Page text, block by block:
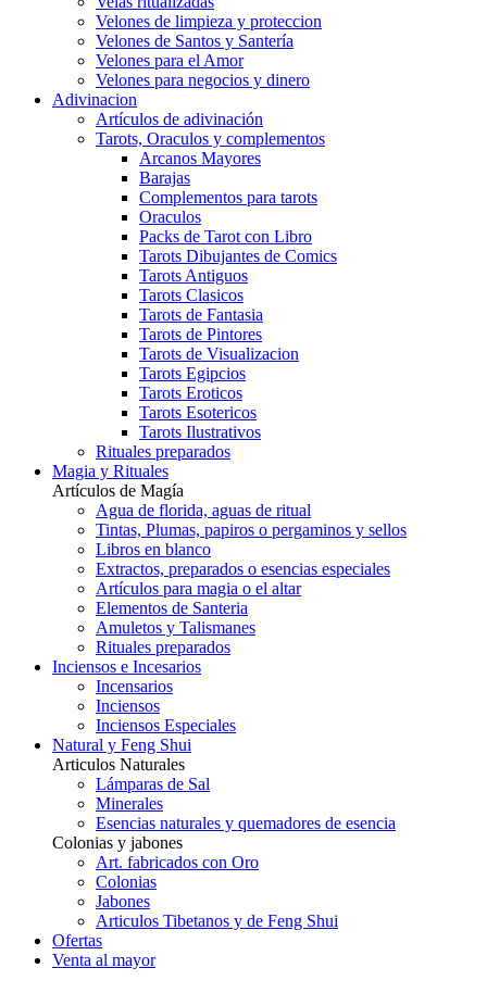
Velones de limpieza y proteccion
Velones de Santos y Santería
Velones para el Amor
Velones para negocios y dinero
Adivinacion
Artículos de adivinación
Tarots, Oraculos y complementos
Arcanos Mayores
Barajas
Complementos para tarots
Oraculos
Packs de Tarot con Libro
Tarots Dibujantes de Comics
Tarots Antiguos
Tarots Clasicos
Tarots de Fantasia
Tarots de Pintores
Tarots de Visualizacion
Tarots Egipcios
Tarots Eroticos
Tarots Esotericos
Tarots Ilustrativos
Rituales preparados
Magia y Rituales
Artículos de Magía
Agua de florida, aguas de ritual
Tintas, Plumas, papiros o pergaminos y sellos
Libros en blanco
Extractos, preparados o esencias especiales
Artículos para magia o el altar
Elementos de Santeria
Amuletos y Talismanes
Rituales preparados
Inciensos e Incesarios
Incensarios
Inciensos
Inciensos Especiales
Natural y Feng Shui
Articulos Naturales
Lámparas de Sal
Minerales
Esencias naturales y quemadores de esencia
Colonias y jabones
Art. fabricados con Oro
Colonias
Jabones
Articulos Tibetanos y de Feng Shui
Ofertas
Venta al mayor